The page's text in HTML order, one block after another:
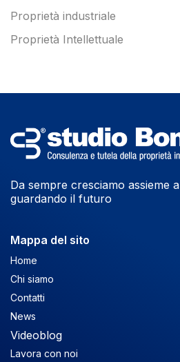
Proprietà industriale
Proprietà Intellettuale
Da sempre cresciamo assieme
guardando il futuro
Mappa del sito
Home
Chi siamo
Contatti
News
Videoblog
Lavora con noi